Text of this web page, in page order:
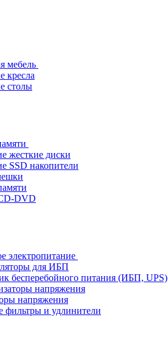
мебель
кресла
столы
жесткие диски
SSD накопители
DVD
электропитание
для ИБП
бесперебойного питания (ИБП, UPS)
напряжения
напряжения
фильтры и удлинители